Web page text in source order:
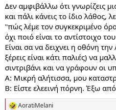
Δεν αμφιβάλλω ότι γνωρίζεις
και πάλι κάνεις το ίδιο λάθος,
"πώς λέμε τον συγκεκριμένο
όχι ποιό είναι το αντίστοιχο
Είναι σα να δειχνει η οθόνη την
ξέρεις είναι κάτι παλιές) να
σιντριβάνι και να γράφουν οι
Α: Μικρή αλήτισσα, μου
Β: Είστε ελεεινή πόρνη. Έξω
R AoratiMelani